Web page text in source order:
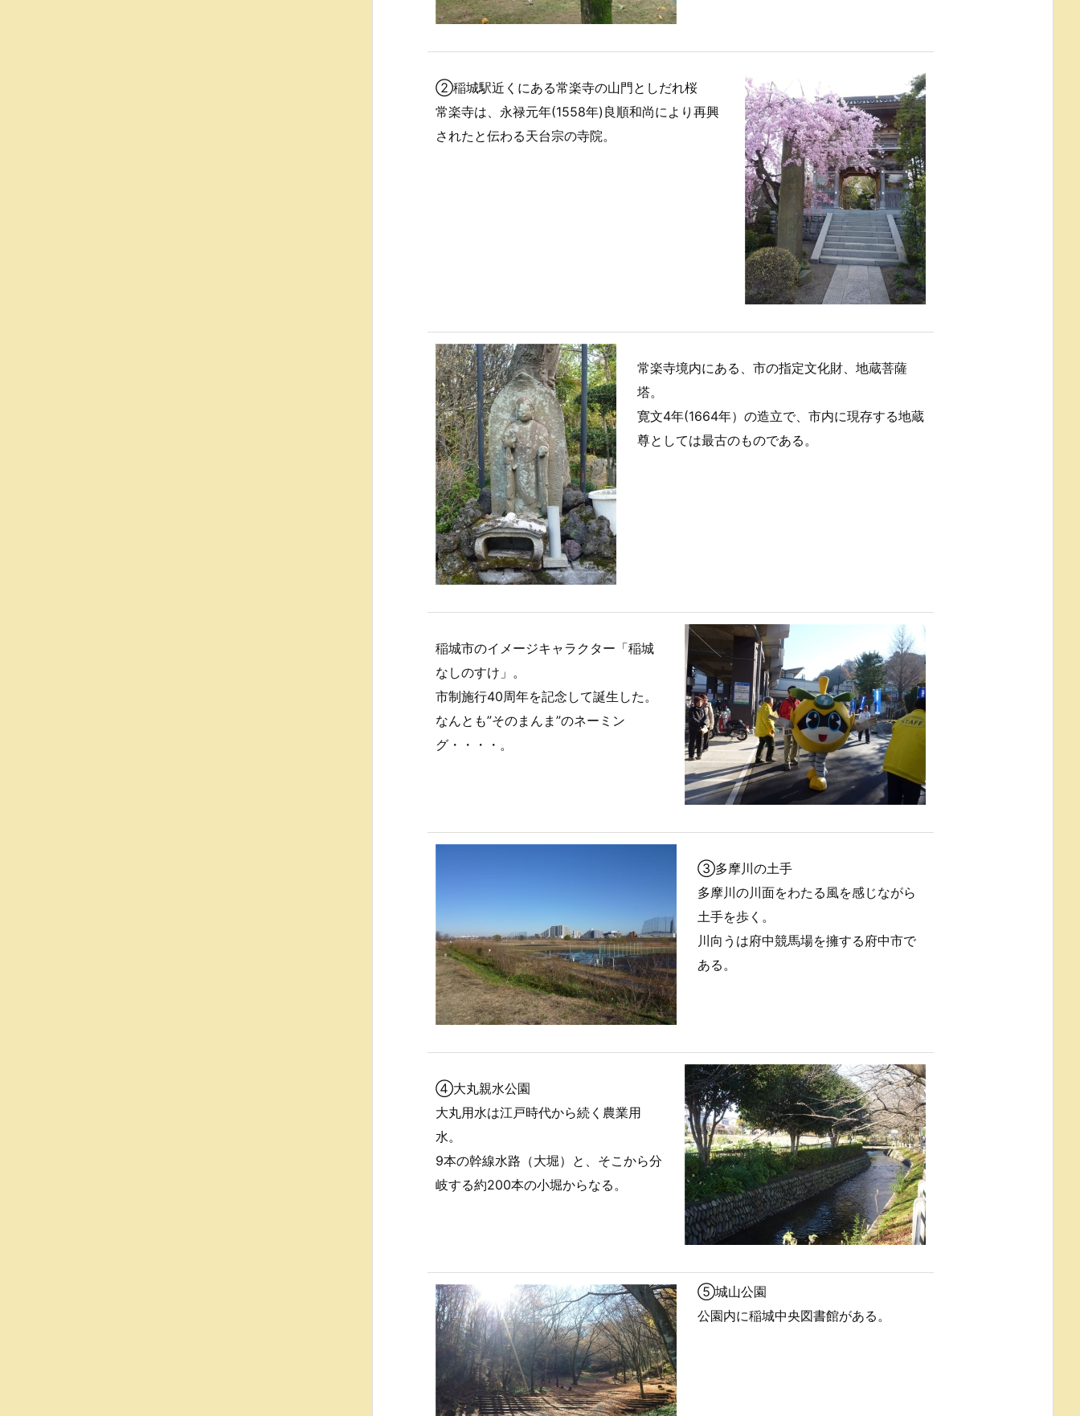
②稲城駅近くにある常楽寺の山門としだれ桜
常楽寺は、永禄元年(1558年)良順和尚により再興
されたと伝わる天台宗の寺院。
常楽寺境内にある、市の指定文化財、地蔵菩薩
塔。
寛文4年(1664年）の造立で、市内に現存する地蔵
尊としては最古のものである。
稲城市のイメージキャラクター「稲城
なしのすけ」。
市制施行40周年を記念して誕生した。
なんとも”そのまんま”のネーミン
グ・・・・。
③多摩川の土手
多摩川の川面をわたる風を感じながら
土手を歩く。
川向うは府中競馬場を擁する府中市で
ある。
④大丸親水公園
大丸用水は江戸時代から続く農業用
水。
9本の幹線水路（大堀）と、そこから分
岐する約200本の小堀からなる。
⑤城山公園
公園内に稲城中央図書館がある。